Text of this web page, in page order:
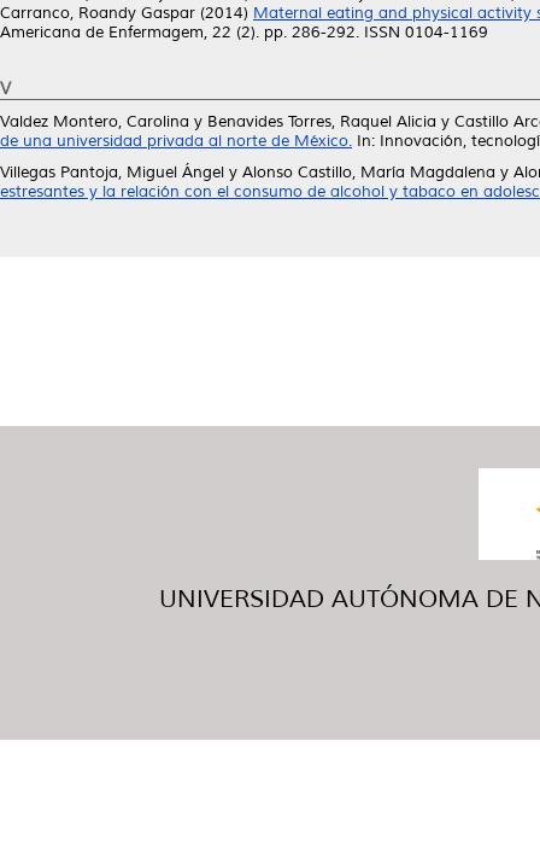
Carranco, Roandy Gaspar (2014) Maternal eating and physical
Americana de Enfermagem, 22 (2). pp. 286-292. ISSN 0104-1169
V
Valdez Montero, Carolina y Benavides Torres, Raquel Alicia y Castillo
de una universidad privada al norte de México. In: Innovación,
Villegas Pantoja, Miguel Ángel y Alonso Castillo, María Magdalena y
estresantes y la relación con el consumo de alcohol y tabaco en
UNIVERSIDAD AUTÓNOMA DE